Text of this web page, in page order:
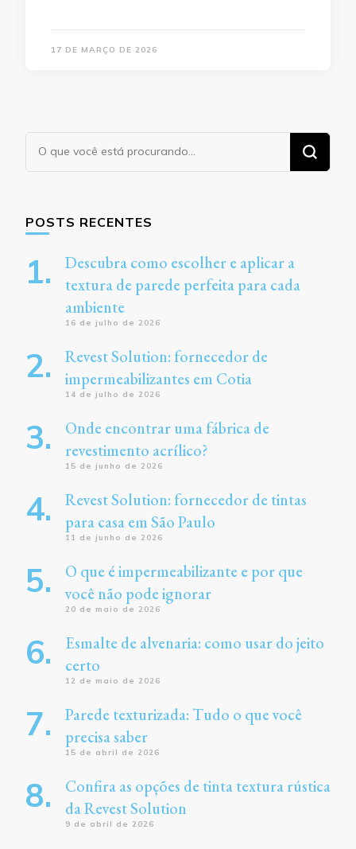
17 DE MARÇO DE 2026
Procurando
algo?
POSTS RECENTES
Descubra como escolher e aplicar a
textura de parede perfeita para cada
ambiente
16 de julho de 2026
Revest Solution: fornecedor de
impermeabilizantes em Cotia
14 de julho de 2026
Onde encontrar uma fábrica de
revestimento acrílico?
15 de junho de 2026
Revest Solution: fornecedor de tintas
para casa em São Paulo
11 de junho de 2026
O que é impermeabilizante e por que
você não pode ignorar
20 de maio de 2026
Esmalte de alvenaria: como usar do jeito
certo
12 de maio de 2026
Parede texturizada: Tudo o que você
precisa saber
15 de abril de 2026
Confira as opções de tinta textura rústica
da Revest Solution
9 de abril de 2026